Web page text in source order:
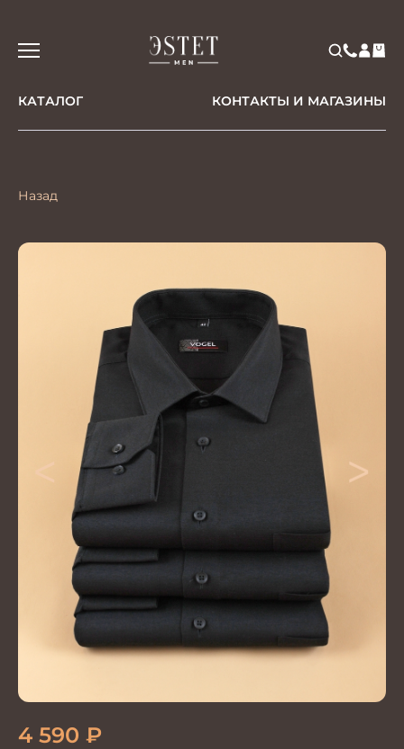
КАТАЛОГ КОНТАКТЫ И МАГАЗИНЫ
Назад
< >
4 590 ₽